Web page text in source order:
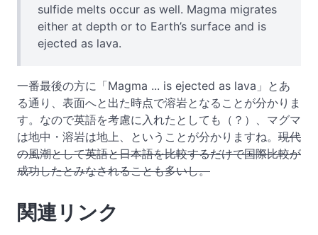
sulfide melts occur as well. Magma migrates
either at depth or to Earth’s surface and is
ejected as lava.
一番最後の方に「Magma ... is ejected as lava」とあ
る通り、表面へと出た時点で溶岩となることが分かりま
す。なので英語を考慮に入れたとしても（？）、マグマ
は地中・溶岩は地上、ということが分かりますね。 現代
の風潮として英語と日本語を比較するだけで国際比較が
成功したとみなされることも多いし。
関連リンク